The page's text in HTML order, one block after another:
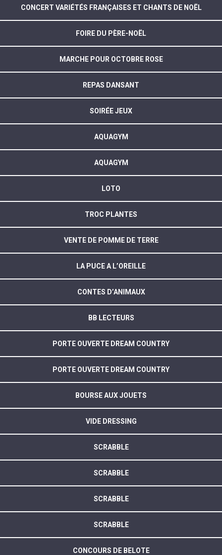
CONCERT VARIÉTÉS FRANÇAISES ET CHANTS DE NOËL
FOIRE DU PÈRE-NOËL
MARCHE POUR OCTOBRE ROSE
REPAS DANSANT
SOIRÉE JEUX
AQUAGYM
AQUAGYM
LOTO
TROC PLANTES
VENTE DE POMME DE TERRE
LA PUCE A L’OREILLE
CONTES D’ANIMAUX
BB LECTEURS
PORTE OUVERTE DREAM COUNTRY
PORTE OUVERTE DREAM COUNTRY
BOURSE AUX JOUETS
VIDE DRESSING
SCRABBLE
SCRABBLE
SCRABBLE
SCRABBLE
CONCOURS DE BELOTE